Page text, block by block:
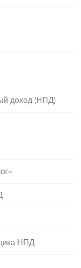
доход (НПД)
НПД